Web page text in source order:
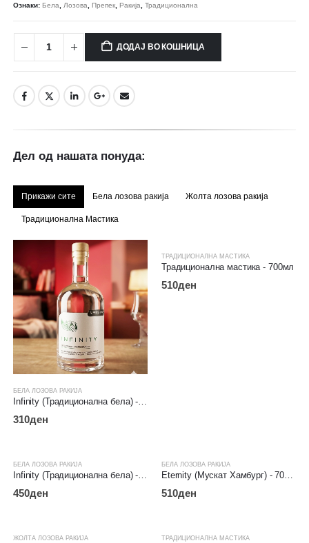
Ознаки:Бела Лозова ,Препек ,Ракија ,Традиционална
ДОДАЈ ВО КОШНИЦА
Дел од нашата понуда:
Прикажи сите Бела лозова ракија Жолта лозова ракија
Традиционална Мастика
БЕЛА ЛОЗОВА РАКИЈА
Infinity (Традиционална бела) - 500мл
310ден
ТРАДИЦИОНАЛНА МАСТИКА
Традиционална мастика - 700мл
510ден
БЕЛА ЛОЗОВА РАКИЈА
Infinity (Традиционална бела) - 700мл
450ден
БЕЛА ЛОЗОВА РАКИЈА
Eternity (Мускат Хамбург) - 700мл
510ден
ЖОЛТА ЛОЗОВА РАКИЈА ТРАДИЦИОНАЛНА МАСТИКА